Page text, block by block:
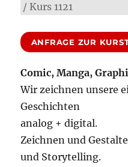
/ Kurs 1121
ANFRAGE ZUR
Comic, Manga,
Wir zeichnen unsere
Geschichten
analog + digital.
Zeichnen und
und Storytelling.